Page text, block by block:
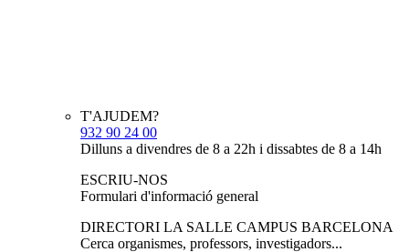
T'AJUDEM?
932 90 24 00
Dilluns a divendres de 8 a 22h i dissabtes de 8 a 14h
ESCRIU-NOS
Formulari d'informació general
DIRECTORI LA SALLE CAMPUS BARCELONA
Cerca organismes, professors, investigadors...